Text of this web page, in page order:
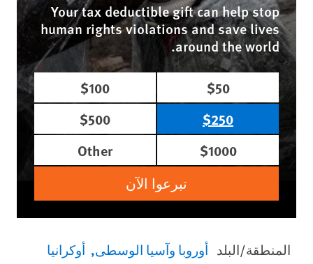
Your tax deductible gift can help stop
human rights violations and save lives
around the world.
$50
$100
$250
$500
$1000
Other
تبرعوا الآن
المنطقة/البلد أوروبا وآسيا الوسطى أوكرانيا